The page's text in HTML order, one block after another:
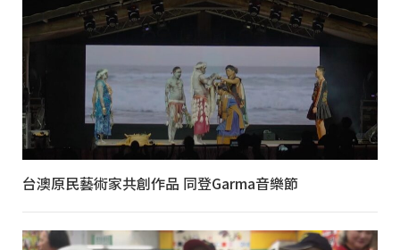
台澳原民藝術家共創作品 同登Garma音樂節